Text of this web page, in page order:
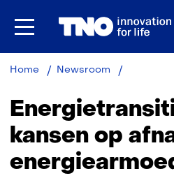
Ga
Home Newsroom
kansen
op
afname
kansen op